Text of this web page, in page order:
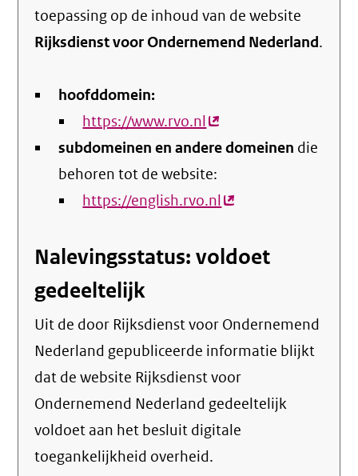
toepassing op de inhoud van de website
Rijksdienst voor Ondernemend Nederland.
hoofddomein:
https://www.rvo.nl(externe
link)
subdomeinen en andere domeinen die
behoren tot de website:
https://english.rvo.nl(externe
Nalevingsstatus: voldoet
gedeeltelijk
Uit de door Rijksdienst voor Ondernemend
Nederland gepubliceerde informatie blijkt
dat de website Rijksdienst voor
Ondernemend Nederland gedeeltelijk
voldoet aan het besluit digitale
toegankelijkheid overheid.